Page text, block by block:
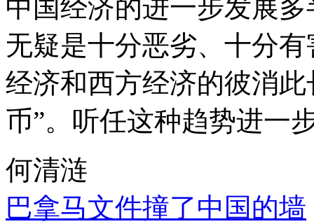
中国经济的进一步发展
无疑是十分恶劣、十分
经济和西方经济的彼消
币”。听任这种趋势进一
何清涟
巴拿马文件撞了中国的墙